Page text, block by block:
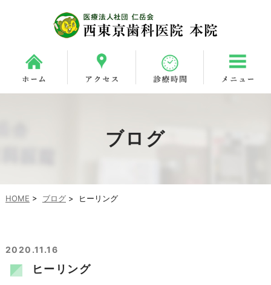
ブログ
HOME > ブログ> ヒーリング
2020.11.16
ヒーリング